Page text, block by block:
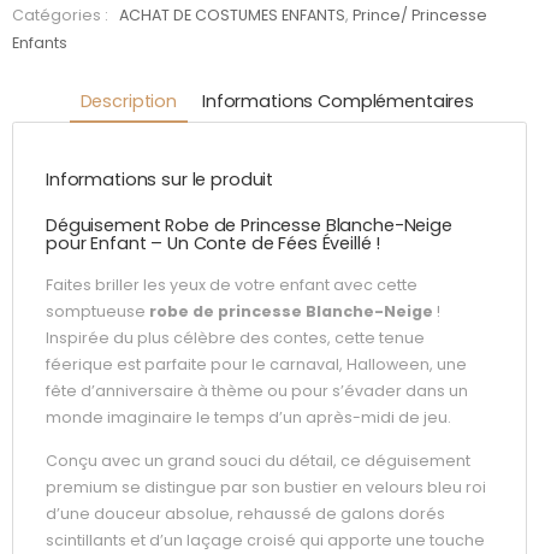
luxe
Catégories :
ACHAT DE COSTUMES ENFANTS,Prince/ Princesse
Enfants
Description Informations Complémentaires
Informations sur le produit
Déguisement Robe de Princesse Blanche-Neige
pour Enfant – Un Conte de Fées Éveillé !
Faites briller les yeux de votre enfant avec cette
somptueuse robe de princesse Blanche-Neige !
Inspirée du plus célèbre des contes, cette tenue
féerique est parfaite pour le carnaval, Halloween, une
fête d’anniversaire à thème ou pour s’évader dans un
monde imaginaire le temps d’un après-midi de jeu.
Conçu avec un grand souci du détail, ce déguisement
premium se distingue par son bustier en velours bleu roi
d’une douceur absolue, rehaussé de galons dorés
scintillants et d’un laçage croisé qui apporte une touche